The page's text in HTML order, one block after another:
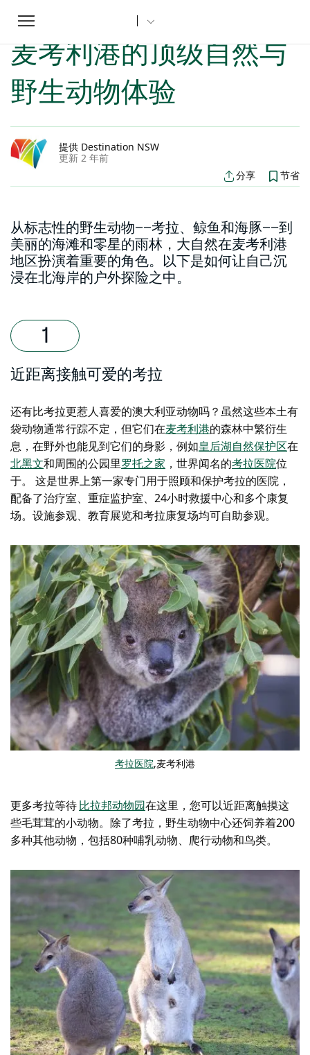
Toggle
navigation
家
麦考利港的顶级自然与
野生动物体验
提供 Destination NSW
更新 2 年前
分享 节省
从标志性的野生动物——考拉、鲸鱼和海豚——到
美丽的海滩和零星的雨林，大自然在麦考利港
地区扮演着重要的角色。以下是如何让自己沉
浸在北海岸的户外探险之中。
近距离接触可爱的考拉
还有比考拉更惹人喜爱的澳大利亚动物吗？虽然这些本土有
袋动物通常行踪不定，但它们在麦考利港的森林中繁衍生
息 ，在野外也能见到它们的身影，例如皇后湖自然保护区在
北黑文和周围的公园里罗托之家 ，世界闻名的考拉医院位
于。
这是世界上第一家专门用于照顾和保护考拉的医院，
配备了治疗室、重症监护室、24小时救援中心和多个康复
场。设施参观、教育展览和考拉康复场均可自助参观。
考拉医院,麦考利港
更多考拉等待比拉邦动物园在这里 ， 您可以近距离触摸这
些毛茸茸的小动物。除了考拉，野生动物中心还饲养着200
多种其他动物，包括80种哺乳动物、爬行动物和鸟类。